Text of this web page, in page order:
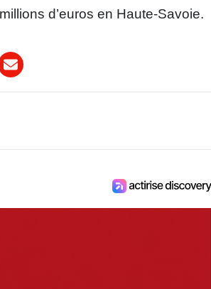
d’euros en Haute-Savoie.